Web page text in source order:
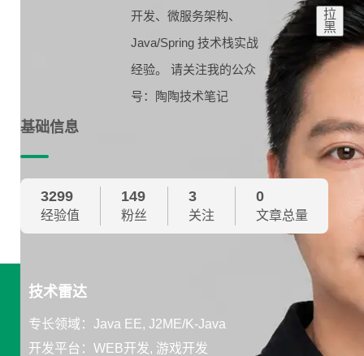
开发、微服务架构、
Java/Spring 技术栈实战
经验。 请关注我的公众
号：陶陶技术笔记
拉
黑
基础信息
3299
经验值
149
粉丝
3
关注
0
文章总量
技术雷达
专长领域：Java EE, J2ME/K-Java
开发平台：WEB开发, 游戏开发